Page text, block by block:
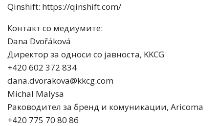
Qinshift: https://qinshift.com/
Контакт со медиумите:
Dana Dvořáková
Директор за односи со јавноста, KKCG
+420 602 372 834
dana.dvorakova@kkcg.com
Michal Malysa
Раководител за бренд и комуникации, Aricoma
+420 775 70 80 86